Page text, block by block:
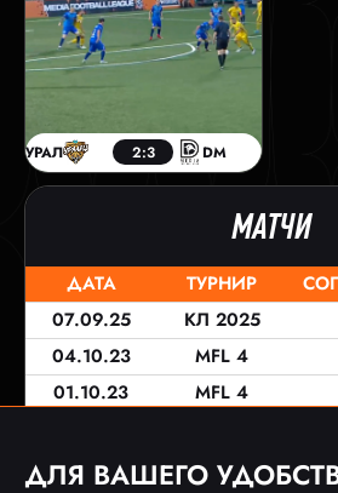
УРАЛ 2:3 DM
МАТЧИ
ДАТА ТУРНИР
07.09.25
КЛ 2025
04.10.23
MFL 4
01.10.23
MFL 4
17.09.23
MFL 4
ДЛЯ ВАШЕГО